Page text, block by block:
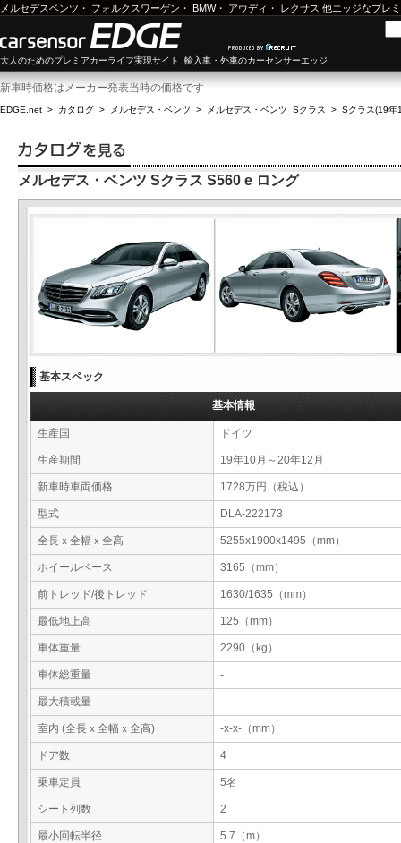
メルセデスベンツ ・ フォルクスワーゲン ・ BMW・ アウディ ・ レクサス 他エッジなプレ
大人のためのプレミアカーライフ実現サイト 輸入車・外車のカーセンサーエッジ
新車時価格はメーカー発表当時の価格です
EDGE.net > カタログ > メルセデス・ベンツ > メルセデス・ベンツ Sクラス > Sクラス(19年
メルセデス・ベンツ Sクラス S560 e ロング
基本スペック
基本情報
生産国 ドイツ
生産期間 19年10月～20年12月
新車時車両価格 1728万円（税込）
型式 DLA-222173
全長ｘ全幅ｘ全高 5255x1900x1495（mm）
ホイールベース 3165（mm）
前トレッド/後トレッド 1630/1635（mm）
最低地上高 125（mm）
車体重量 2290（kg）
車体総重量 -
最大積載量 -
室内 (全長ｘ全幅ｘ全高) -x-x-（mm）
ドア数 4
乗車定員 5名
シート列数 2
最小回転半径 5.7（m）